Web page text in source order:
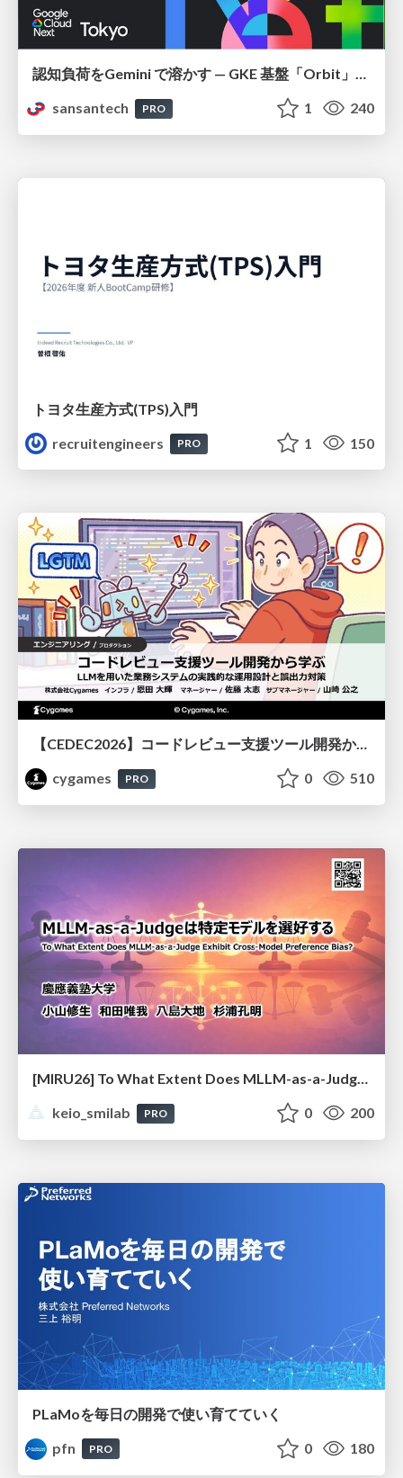
認知負荷をGemini で溶かす — GKE 基盤「Orbit」における AI エージェントの実践
sansantech
PRO 1 240
トヨタ⽣産⽅式(TPS)⼊⾨
recruitengineers
PRO 1 150
【CEDEC2026】コードレビュー支援ツール開発から学ぶ：LLMを用いた業務システムの実践的な運用設計と誤出力対策
cygames
PRO 0 510
[MIRU26] To What Extent Does MLLM-as-a-Judge Exhibit Cross-Model Preference Bias?
keio_smilab
PRO 0 200
PLaMoを毎日の開発で使い育てていく
pfn
PRO 0 180